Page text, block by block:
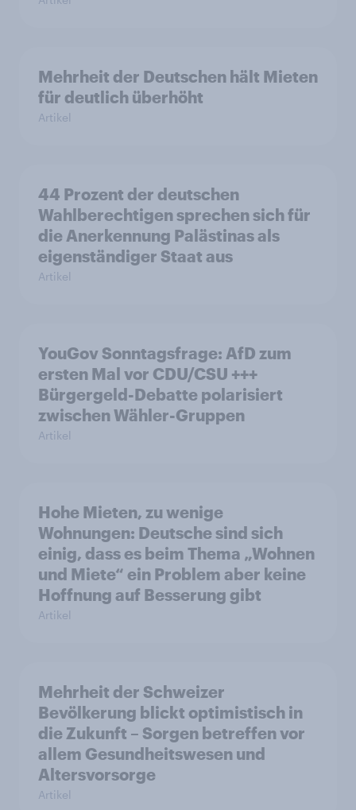
Mehrheit der Deutschen hält Mieten
für deutlich überhöht
Artikel
44 Prozent der deutschen
Wahlberechtigen sprechen sich für
die Anerkennung Palästinas als
eigenständiger Staat aus
Artikel
YouGov Sonntagsfrage: AfD zum
ersten Mal vor CDU/CSU +++
Bürgergeld-Debatte polarisiert
zwischen Wähler-Gruppen
Artikel
Hohe Mieten, zu wenige
Wohnungen: Deutsche sind sich
einig, dass es beim Thema „Wohnen
und Miete“ ein Problem aber keine
Hoffnung auf Besserung gibt
Artikel
Mehrheit der Schweizer
Bevölkerung blickt optimistisch in
die Zukunft – Sorgen betreffen vor
allem Gesundheitswesen und
Altersvorsorge
Artikel